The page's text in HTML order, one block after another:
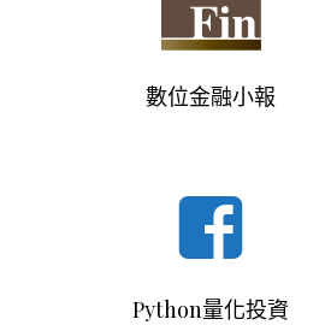
數位金融小報
Python量化投資